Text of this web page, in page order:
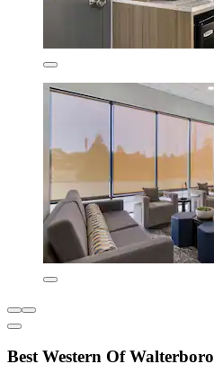
Best Western Of Walterboro